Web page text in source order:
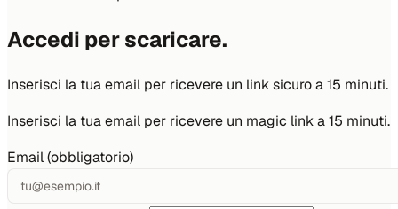
Accedi per scaricare.
Inserisci la tua email per ricevere un link sicuro a 15 minuti.
Inserisci la tua email per ricevere un magic link a 15 minuti.
Email (obbligatorio)